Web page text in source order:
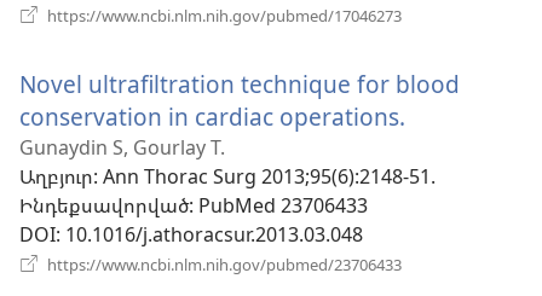
https://www.ncbi.nlm.nih.gov/pubmed/17046273
պատուհան)
Novel ultrafiltration technique for blood
conservation in cardiac operations.
նոր
Gunaydin S, Gourlay T.
Աղբյուր‎: Ann Thorac Surg 2013;95(6):2148-51.
Ինդեքսավորված‎: PubMed 23706433
DOI‎: 10.1016/j.athoracsur.2013.03.048
https://www.ncbi.nlm.nih.gov/pubmed/23706433